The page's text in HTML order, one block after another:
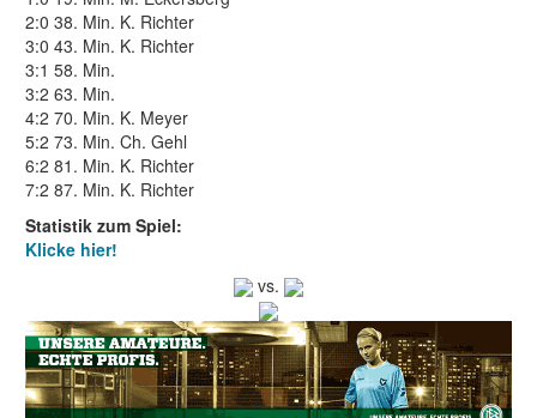
2:0 38. Min. K. Richter
3:0 43. Min. K. Richter
3:1 58. Min.
3:2 63. Min.
4:2 70. Min. K. Meyer
5:2 73. Min. Ch. Gehl
6:2 81. Min. K. Richter
7:2 87. Min. K. Richter
Statistik zum Spiel:
Klicke hier!
vs.